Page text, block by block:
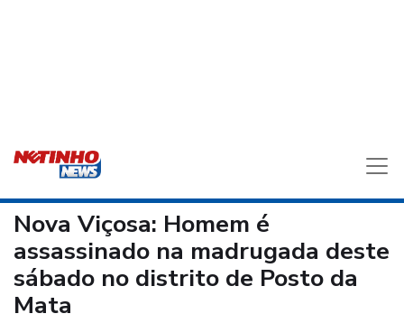
Nova Viçosa: Homem é
assassinado na madrugada deste
sábado no distrito de Posto da
Mata